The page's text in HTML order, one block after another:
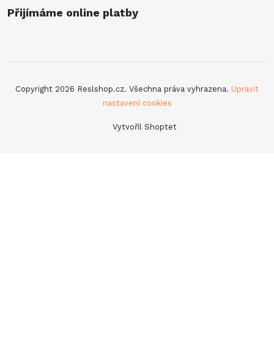
Přijímáme online platby
Vytvořil Shoptet
Copyright 2026 Reslshop.cz. Všechna práva vyhrazena. Upravit
nastavení cookies